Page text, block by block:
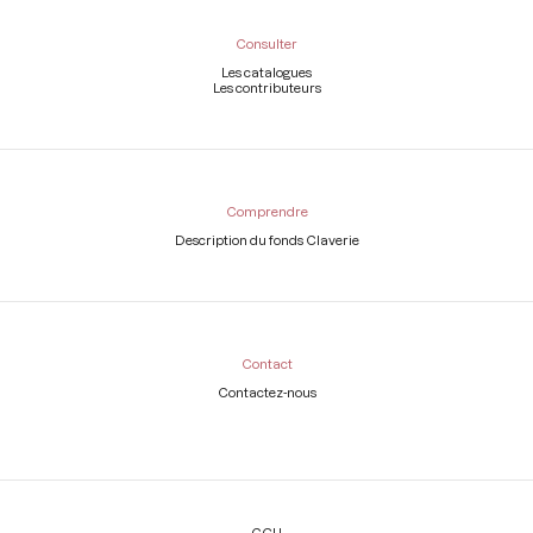
Consulter
Les catalogues
Les contributeurs
Comprendre
Description du fonds Claverie
Contact
Contactez-nous
Légal